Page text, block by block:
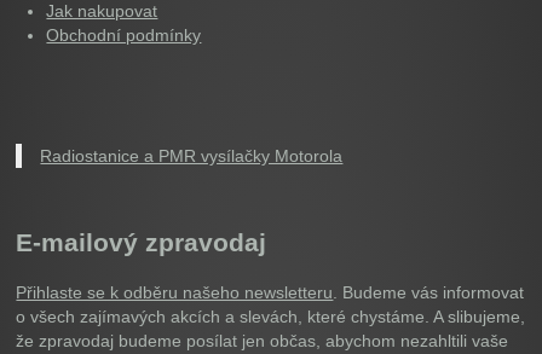
Jak nakupovat
Obchodní podmínky
Radiostanice a PMR vysílačky Motorola
E-mailový zpravodaj
Přihlaste se k odběru našeho newsletteru . Budeme vás informovat
o všech zajímavých akcích a slevách, které chystáme. A slibujeme,
že zpravodaj budeme posílat jen občas, abychom nezahltili vaše